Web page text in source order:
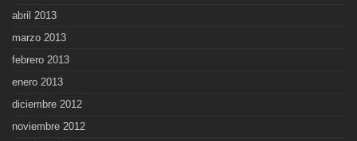
abril 2013
marzo 2013
febrero 2013
enero 2013
diciembre 2012
noviembre 2012